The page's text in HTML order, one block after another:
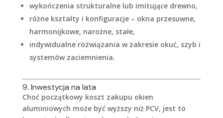
wykończenia strukturalne lub imitujące drewno,
różne kształty i konfiguracje – okna przesuwne,
harmonijkowe, narożne, stałe,
indywidualne rozwiązania w zakresie okuć, szyb i
systemów zaciemnienia.
9. Inwestycja na lata
Choć początkowy koszt zakupu okien
aluminiowych może być wyższy niż PCV, jest to